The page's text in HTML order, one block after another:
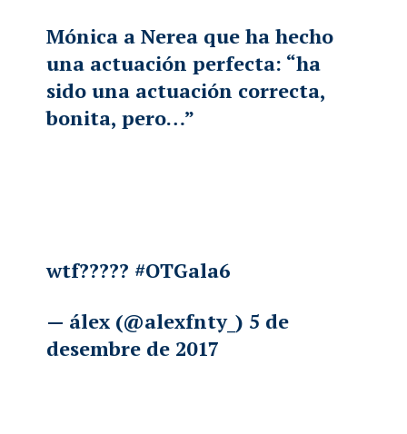
Mónica a Nerea que ha hecho
una actuación perfecta: “ha
sido una actuación correcta,
bonita, pero…”
wtf????? #OTGala6
— álex (@alexfnty_) 5 de
desembre de 2017